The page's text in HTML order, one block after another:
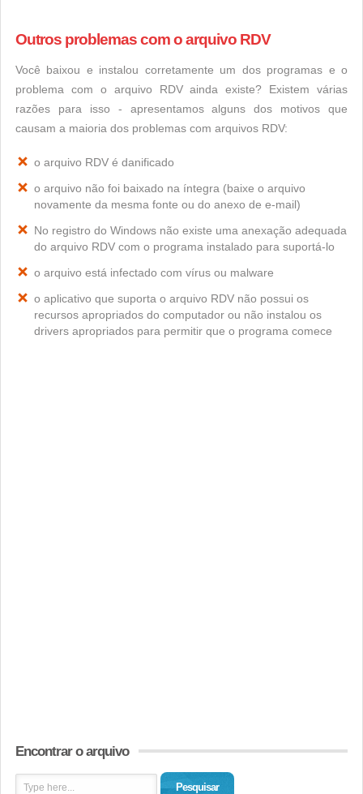
Outros problemas com o arquivo RDV
Você baixou e instalou corretamente um dos programas e o
problema com o arquivo RDV ainda existe? Existem várias
razões para isso - apresentamos alguns dos motivos que
causam a maioria dos problemas com arquivos RDV:
o arquivo RDV é danificado
o arquivo não foi baixado na íntegra (baixe o arquivo
novamente da mesma fonte ou do anexo de e-mail)
No registro do Windows não existe uma anexação adequada
do arquivo RDV com o programa instalado para suportá-lo
o arquivo está infectado com vírus ou malware
o aplicativo que suporta o arquivo RDV não possui os
recursos apropriados do computador ou não instalou os
drivers apropriados para permitir que o programa comece
Encontrar o arquivo
Pesquisar